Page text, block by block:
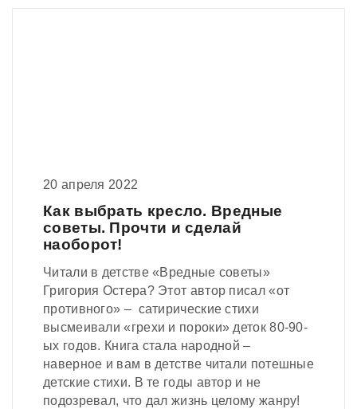
20 апреля 2022
Как выбрать кресло. Вредные
советы. Прочти и сделай
наоборот!
Читали в детстве «Вредные советы»
Григория Остера? Этот автор писал «от
противного» – сатирические стихи
высмеивали «грехи и пороки» деток 80-90-
ых годов. Книга стала народной –
наверное и вам в детстве читали потешные
детские стихи. В те годы автор и не
подозревал, что дал жизнь целому жанру!